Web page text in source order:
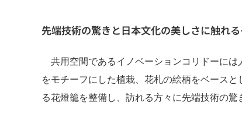
先端技術の驚きと日本文化の美しさに触れ
共用空間であるイノベーションコリドーには
をモチーフにした植栽、花札の絵柄をベース
る花燈籠を整備し、訪れる方々に先端技術の驚